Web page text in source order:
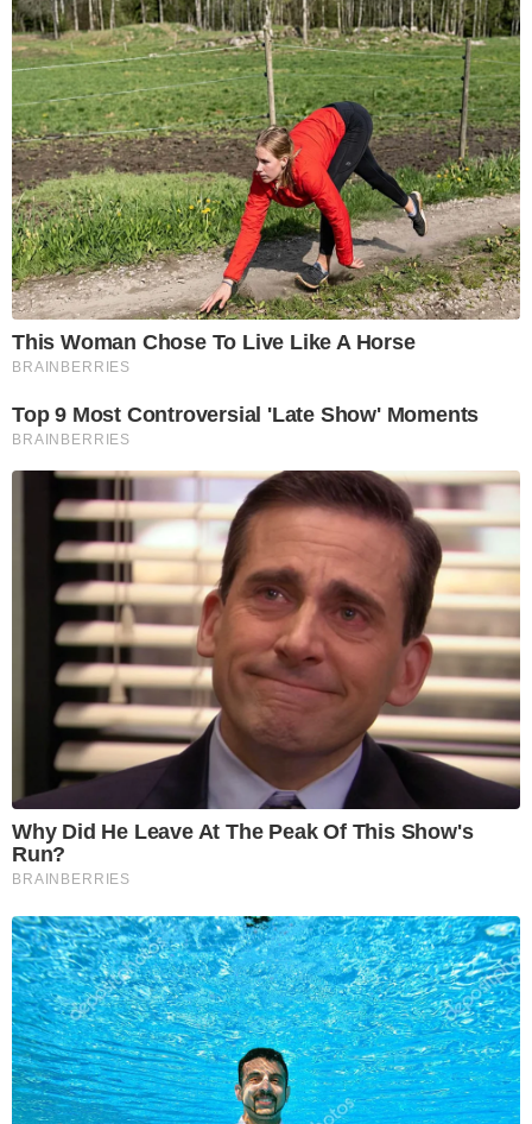
This Woman Chose To Live Like A Horse
BRAINBERRIES
Top 9 Most Controversial 'Late Show' Moments
BRAINBERRIES
Why Did He Leave At The Peak Of This Show's
Run?
BRAINBERRIES